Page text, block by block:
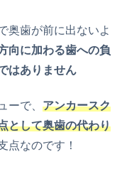
奥歯が前に出ないよ
向に加わる歯への負
はありません
ーで、 アンカースク
として奥歯の代わり
点なのです！